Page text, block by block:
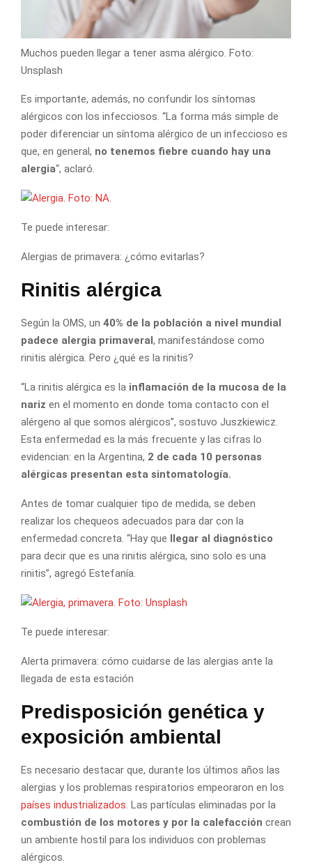
Muchos pueden llegar a tener asma alérgico. Foto:
Unsplash
Es importante, además, no confundir los síntomas
alérgicos con los infecciosos. “La forma más simple de
poder diferenciar un síntoma alérgico de un infeccioso es
que, en general, no tenemos fiebre cuando hay una
alergia“, aclaró.
Te puede interesar:
Alergias de primavera: ¿cómo evitarlas?
Rinitis alérgica
Según la OMS, un 40% de la población a nivel mundial
padece alergia primaveral , manifestándose como
rinitis alérgica. Pero ¿qué es la rinitis?
“La rinitis alérgica es la inflamación de la mucosa de la
nariz en el momento en donde toma contacto con el
alérgeno al que somos alérgicos”, sostuvo Juszkiewicz.
Esta enfermedad es la más frecuente y las cifras lo
evidencian: en la Argentina, 2 de cada 10 personas
alérgicas presentan esta sintomatología.
Antes de tomar cualquier tipo de medida, se deben
realizar los chequeos adecuados para dar con la
enfermedad concreta. “Hay que llegar al diagnóstico
para decir que es una rinitis alérgica, sino solo es una
rinitis”, agregó Estefanía.
Te puede interesar:
Alerta primavera: cómo cuidarse de las alergias ante la
llegada de esta estación
Predisposición genética y
exposición ambiental
Es necesario destacar que, durante los últimos años las
alergias y los problemas respiratorios empeoraron en los
países industrializados. Las partículas eliminadas por la
combustión de los motores y por la calefacción crean
un ambiente hostil para los individuos con problemas
alérgicos.